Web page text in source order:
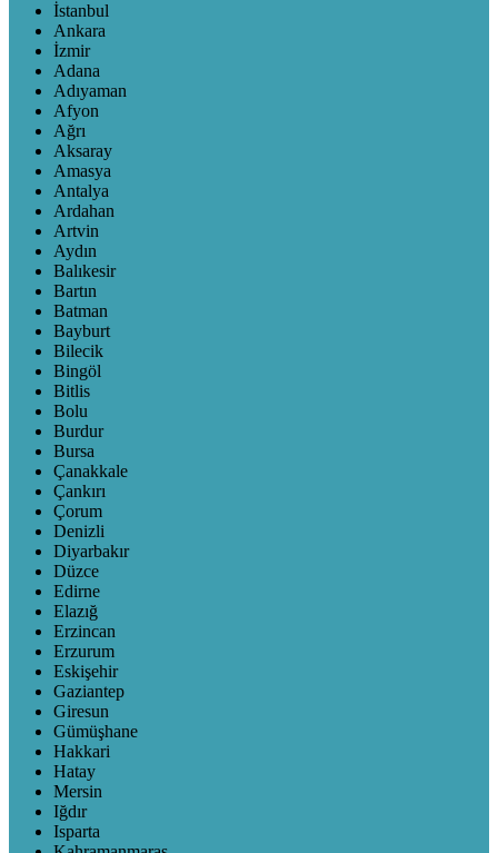
İstanbul
Ankara
İzmir
Adana
Adıyaman
Afyon
Ağrı
Aksaray
Amasya
Antalya
Ardahan
Artvin
Aydın
Balıkesir
Bartın
Batman
Bayburt
Bilecik
Bingöl
Bitlis
Bolu
Burdur
Bursa
Çanakkale
Çankırı
Çorum
Denizli
Diyarbakır
Düzce
Edirne
Elazığ
Erzincan
Erzurum
Eskişehir
Gaziantep
Giresun
Gümüşhane
Hakkari
Hatay
Mersin
Iğdır
Isparta